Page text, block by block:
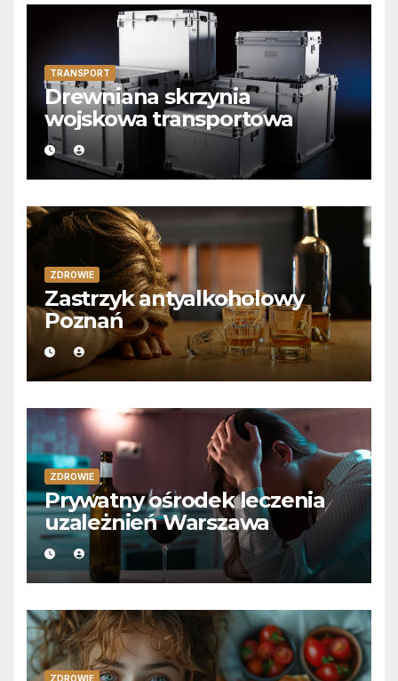
TRANSPORT
Drewniana skrzynia
wojskowa transportowa
ZDROWIE
Zastrzyk antyalkoholowy
Poznań
ZDROWIE
Prywatny ośrodek leczenia
uzależnień Warszawa
ZDROWIE